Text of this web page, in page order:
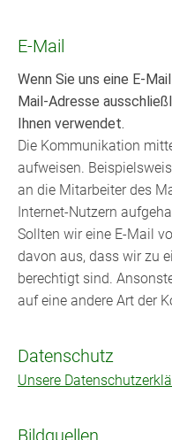
E-Mail
Wenn Sie uns eine E-
Mail-Adresse
Ihnen verwendet.
Die Kommunikation
aufweisen.
an die Mitarbeiter des
Internet-Nutzern
Sollten wir eine E-Mail
davon aus, dass wir zu
berechtigt sind.
auf eine andere Art der
Datenschutz
Unsere
Bildquellen